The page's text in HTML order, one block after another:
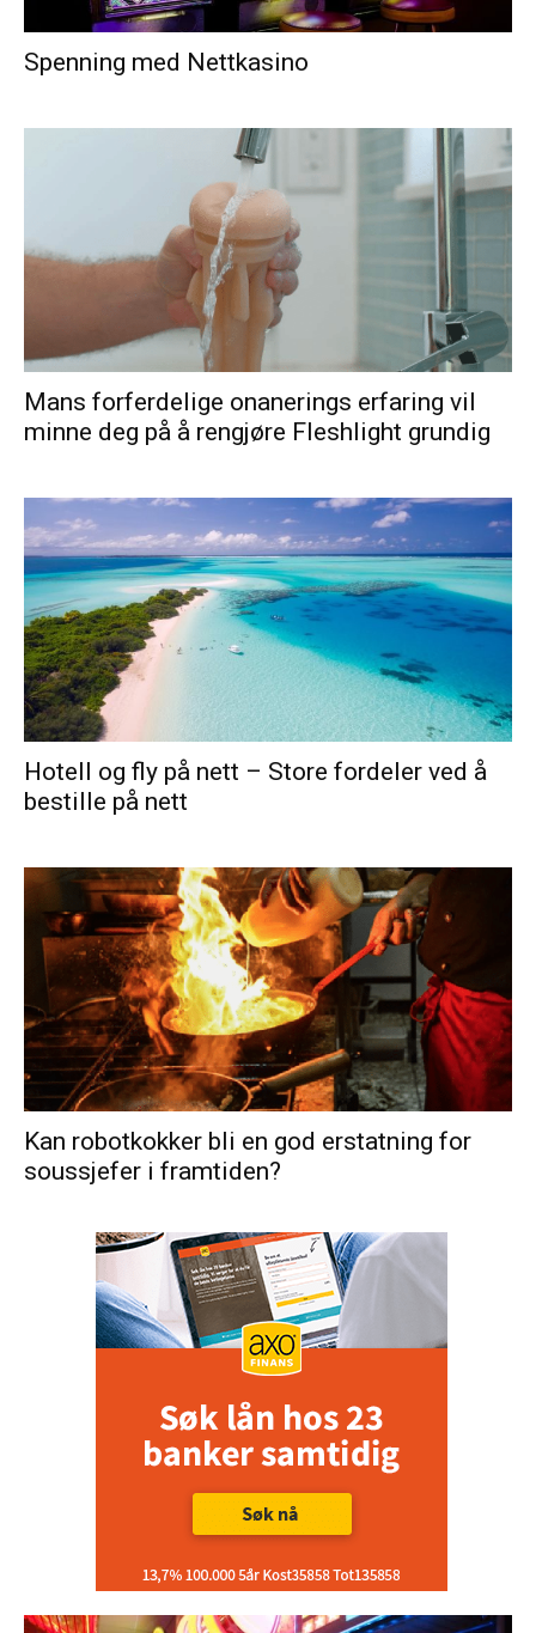
Spenning med Nettkasino
Mans forferdelige onanerings erfaring vil
minne deg på å rengjøre Fleshlight grundig
Hotell og fly på nett – Store fordeler ved å
bestille på nett
Kan robotkokker bli en god erstatning for
soussjefer i framtiden?